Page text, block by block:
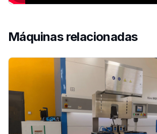
Máquinas relacionadas